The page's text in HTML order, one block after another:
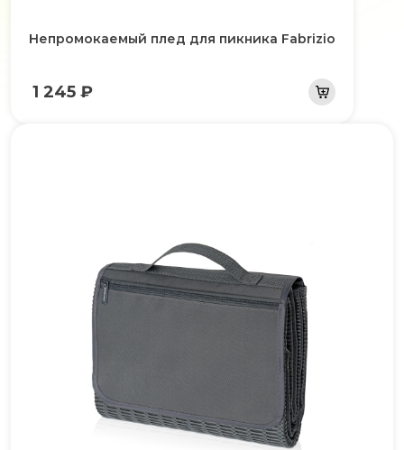
Непромокаемый плед для пикника Fabrizio
1 245 ₽